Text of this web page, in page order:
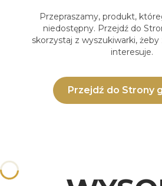
Przepraszamy, produkt,
niedostępny. Przejdź do
skorzystaj z wyszukiwarki, żeby
interesuje.
Przejdź do Strony